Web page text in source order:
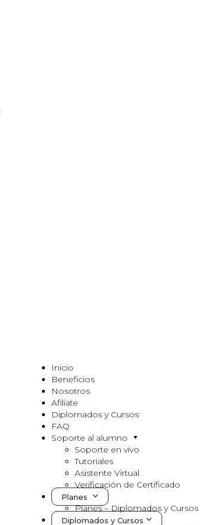
Inicio
Beneficios
Nosotros
Afiliate
Diplomados y Cursos
FAQ
Soporte al alumno
Soporte en vivo
Tutoriales
Asistente Virtual
Verificación de Certificado
Planes
Planes – Diplomados y Cursos
Diplomados y Cursos